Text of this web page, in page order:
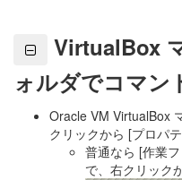
VirtualBox
ォルダでコマン
Oracle VM VirtualBox
クリックから [プロパ
普通なら [作業
で、右クリック